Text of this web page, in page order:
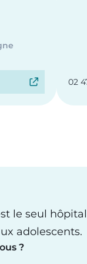
02
le seul
adolescents.
?